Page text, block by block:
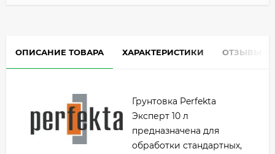
ОПИСАНИЕ ТОВАРА ХАРАКТЕРИСТИКИ ОТЗЫВЫ
Грунтовка Perfekta
Эксперт 10 л
предназначена для
обработки стандартных,